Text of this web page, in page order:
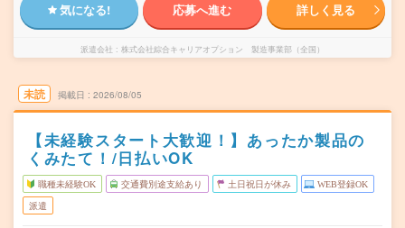
気になる! 応募へ進む 詳しく見る
派遣会社 株式会社綜合キャリアオプション 製造事業部（全国）
未読 掲載日 2026/08/05
【未経験スタート大歓迎！】あったか製品の
くみたて！/日払いOK
職種未経験OK 交通費別途支給あり 土日祝日が休み WEB登録OK
派遣